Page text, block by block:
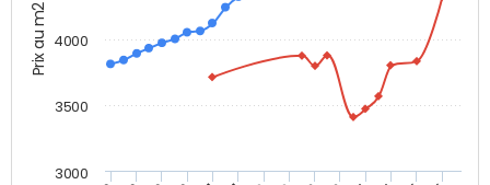
Prix au m2
3000
3500
4000